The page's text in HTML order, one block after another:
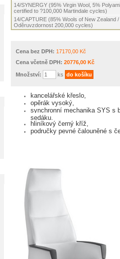
14/SYNERGY (95% Virgin Wool, 5%
certified to ?100,000 Martindale cycles)
14/CAPTURE (85% Wools of New Zealand /
Oděruvzdornost 200,000 cycles)
Cena bez DPH: 17170,00 Kč
Cena včetně DPH: 20776,00 Kč
Množství: ks
kancelářské křeslo,
opěrák vysoký,
synchronní mechanika SYS s
sedáku,
hliníkový černý kříž,
područky pevné čalouněné s